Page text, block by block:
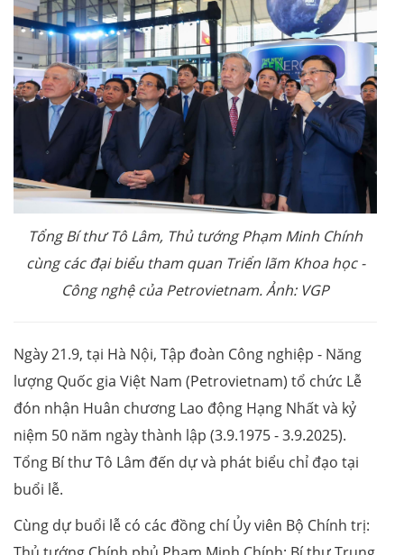
Tổng Bí thư Tô Lâm, Thủ tướng Phạm Minh Chính
cùng các đại biểu tham quan Triển lãm Khoa học -
Công nghệ của Petrovietnam. Ảnh: VGP
Ngày 21.9, tại Hà Nội, Tập đoàn Công nghiệp - Năng
lượng Quốc gia Việt Nam (Petrovietnam) tổ chức Lễ
đón nhận Huân chương Lao động Hạng Nhất và kỷ
niệm 50 năm ngày thành lập (3.9.1975 - 3.9.2025).
Tổng Bí thư Tô Lâm đến dự và phát biểu chỉ đạo tại
buổi lễ.
Cùng dự buổi lễ có các đồng chí Ủy viên Bộ Chính trị: